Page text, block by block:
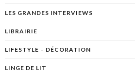
LES GRANDES INTERVIEWS
LIBRAIRIE
LIFESTYLE – DÉCORATION
LINGE DE LIT